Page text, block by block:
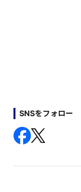
SNSをフォロー